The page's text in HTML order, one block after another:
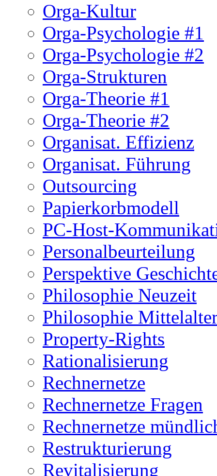
Orga-Kultur
Orga-Psychologie #1
Orga-Psychologie #2
Orga-Strukturen
Orga-Theorie #1
Orga-Theorie #2
Organisat. Effizienz
Organisat. Führung
Outsourcing
Papierkorbmodell
PC-Host-
Personalbeurteilung
Perspektive
Philosophie Neuzeit
Philosophie
Property-Rights
Rationalisierung
Rechnernetze
Rechnernetze Fragen
Rechnernetze
Restrukturierung
Revitalisierung